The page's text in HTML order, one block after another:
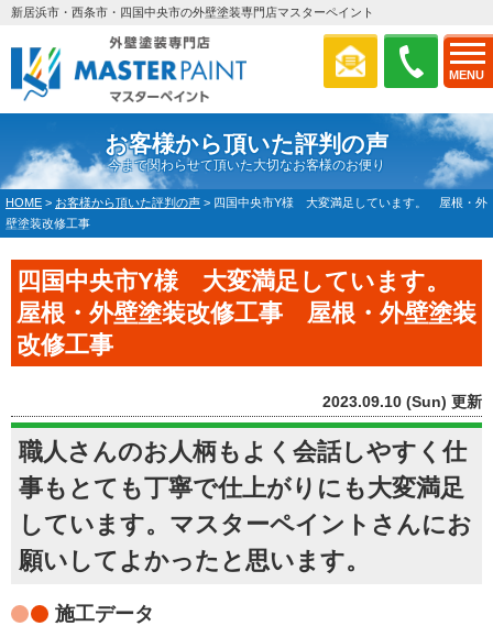
MENU
新居浜市・西条市・四国中央市の外壁塗装専門店マスターペイント
お客様から頂いた評判の声
今まで関わらせて頂いた大切なお客様のお便り
HOME > お客様から頂いた評判の声 > 四国中央市Y様 大変満足しています。 屋根・外
壁塗装改修工事
四国中央市Y様 大変満足しています。
屋根・外壁塗装改修工事 屋根・外壁塗装
改修工事
2023.09.10 (Sun) 更新
職人さんのお人柄もよく会話しやすく仕
事もとても丁寧で仕上がりにも大変満足
しています。マスターペイントさんにお
願いしてよかったと思います。
施工データ